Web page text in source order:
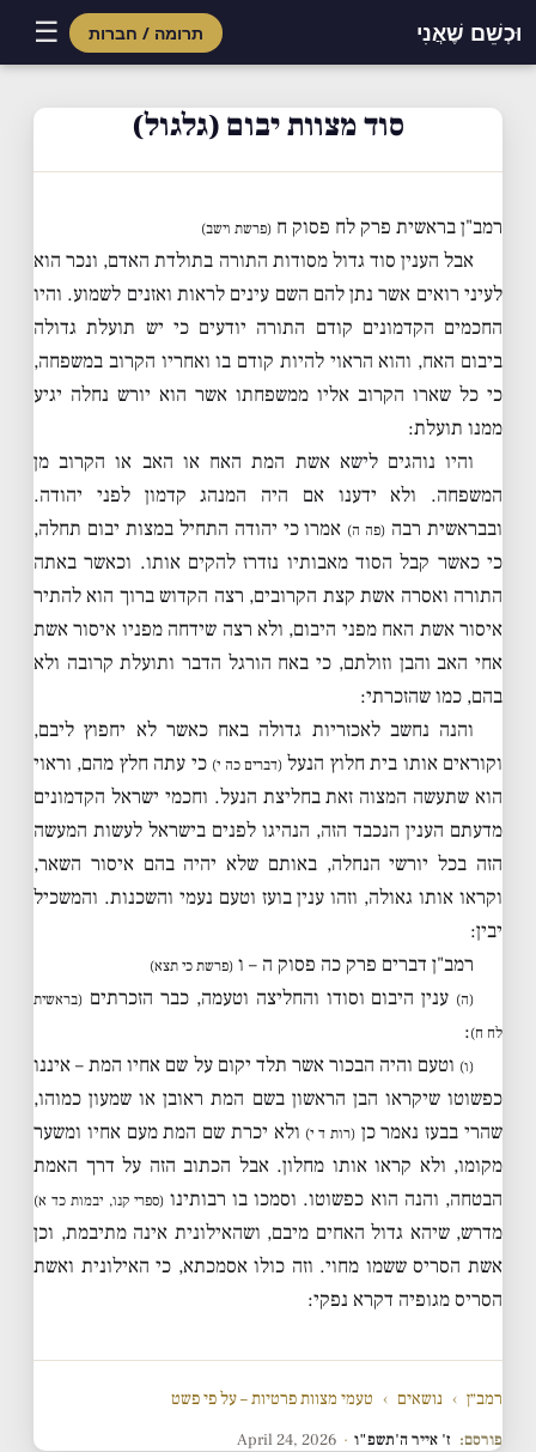
וּכְשֵׁם שֶׁאֲנִי תרומה / חברות ☰
סוד מצוות יבום (גלגול)
רמב"ן בראשית פרק לח פסוק ח (פרשת וישב)
אבל הענין סוד גדול מסודות התורה בתולדת האדם, ונכר הוא
לעיני רואים אשר נתן להם השם עינים לראות ואזנים לשמוע. והיו
החכמים הקדמונים קודם התורה יודעים כי יש תועלת גדולה
ביבום האח, והוא הראוי להיות קודם בו ואחריו הקרוב במשפחה,
כי כל שארו הקרוב אליו ממשפחתו אשר הוא יורש נחלה יגיע
ממנו תועלת:
והיו נוהגים לישא אשת המת האח או האב או הקרוב מן
המשפחה. ולא ידענו אם היה המנהג קדמון לפני יהודה.
ובבראשית רבה (פה ה) אמרו כי יהודה התחיל במצות יבום תחלה,
כי כאשר קבל הסוד מאבותיו נזדרז להקים אותו. וכאשר באתה
התורה ואסרה אשת קצת הקרובים, רצה הקדוש ברוך הוא להתיר
איסור אשת האח מפני היבום, ולא רצה שידחה מפניו איסור אשת
אחי האב והבן וזולתם, כי באח הורגל הדבר ותועלת קרובה ולא
בהם, כמו שהזכרתי:
והנה נחשב לאכזריות גדולה באח כאשר לא יחפוץ ליבם,
וקוראים אותו בית חלוץ הנעל(דברים כה י) כי עתה חלץ מהם, וראוי
הוא שתעשה המצוה זאת בחליצת הנעל. וחכמי ישראל הקדמונים
מדעתם הענין הנכבד הזה, הנהיגו לפנים בישראל לעשות המעשה
הזה בכל יורשי הנחלה, באותם שלא יהיה בהם איסור השאר,
וקראו אותו גאולה, וזהו ענין בועז וטעם נעמי והשכנות. והמשכיל
יבין:
רמב"ן דברים פרק כה פסוק ה – ו (פרשת כי תצא)
(ה) ענין היבום וסודו והחליצה וטעמה, כבר הזכרתים (בראשית
לח ח):
(ו) וטעם והיה הבכור אשר תלד יקום על שם אחיו המת – איננו
כפשוטו שיקראו הבן הראשון בשם המת ראובן או שמעון כמוהו,
שהרי בבעז נאמר כן(רות ד י) ולא יכרת שם המת מעם אחיו ומשער
מקומו, ולא קראו אותו מחלון. אבל הכתוב הזה על דרך האמת
הבטחה, והנה הוא כפשוטו. וסמכו בו רבותינו(ספרי קנו, יבמות כד א)
מדרש, שיהא גדול האחים מיבם, ושהאילונית אינה מתיבמת, וכן
אשת הסריס ששמו מחוי. וזה כולו אסמכתא, כי האילונית ואשת
הסריס מגופיה דקרא נפקי:
רמב״ן › נושאים › טעמי מצוות פרטיות – על פי פשט
פורסם: ז' אייר ה'תשפ"ו ·
April 24, 2026